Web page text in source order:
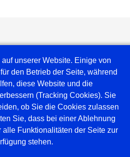
unserer Website. Einige von
den Betrieb der Seite, während
diese Website und die
(Tracking Cookies). Sie
ob Sie die Cookies zulassen
Sie, dass bei einer Ablehnung
Funktionalitäten der Seite zur
stehen.